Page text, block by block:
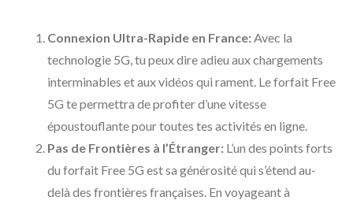
Connexion Ultra-Rapide en France:Avec la
technologie 5G, tu peux dire adieu aux chargements
interminables et aux vidéos qui rament. Le forfait Free
5G te permettra de profiter d’une vitesse
époustouflante pour toutes tes activités en ligne.
Pas de Frontières à l’Étranger: L’un des points forts
du forfait Free 5G est sa générosité qui s’étend au-
delà des frontières françaises. En voyageant à